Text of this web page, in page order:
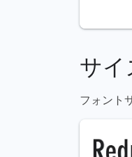
サイ
フォント